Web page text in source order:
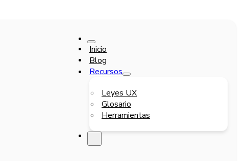
Inicio
Blog
Recursos
Leyes UX
Glosario
Herramientas